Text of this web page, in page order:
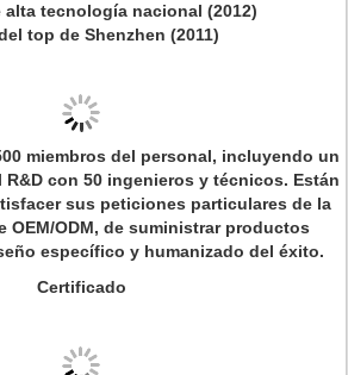
alta tecnología nacional (2012)
top de Shenzhen (2011)
miembros del personal, incluyendo un
con 50 ingenieros y técnicos. Están
sus peticiones particulares de la
OEM/ODM, de suministrar productos
específico y humanizado del éxito.
Certificado